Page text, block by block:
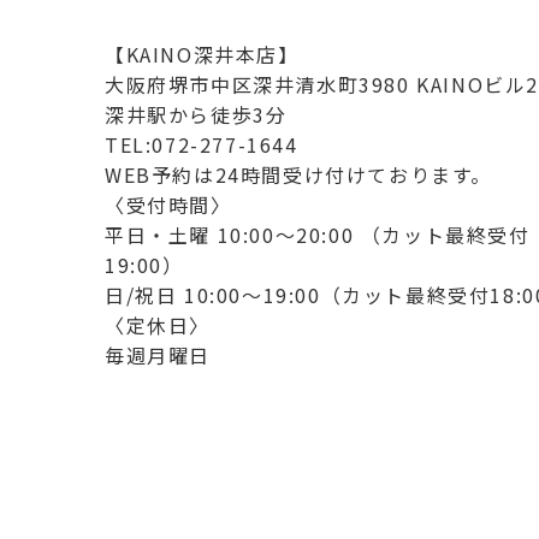
【KAINO深井本店】
大阪府堺市中区深井清水町3980 KAINOビル
深井駅から徒歩3分
TEL:072-277-1644
WEB予約は24時間受け付けております。
〈受付時間〉
平日・土曜 10:00〜20:00 （カット最終受付
19:00）
日/祝日 10:00～19:00（カット最終受付
〈定休日〉
毎週月曜日